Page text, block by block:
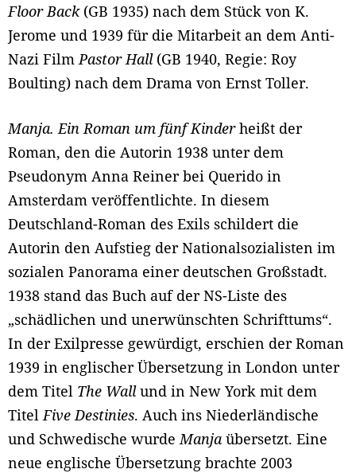
Floor Back(GB 1935) nach dem Stück von K.
Jerome und 1939 für die Mitarbeit an dem Anti-
Nazi Film Pastor Hall(GB 1940, Regie: Roy
Boulting) nach dem Drama von Ernst Toller.
Manja. Ein Roman um fünf Kinderheißt der
Roman, den die Autorin 1938 unter dem
Pseudonym Anna Reiner bei Querido in
Amsterdam veröffentlichte. In diesem
Deutschland-Roman des Exils schildert die
Autorin den Aufstieg der Nationalsozialisten im
sozialen Panorama einer deutschen Großstadt.
1938 stand das Buch auf der NS-Liste des
„schädlichen und unerwünschten Schrifttums“.
In der Exilpresse gewürdigt, erschien der Roman
1939 in englischer Übersetzung in London unter
dem Titel The Wallund in New York mit dem
Titel Five Destinies. Auch ins Niederländische
und Schwedische wurde Manjaübersetzt. Eine
neue englische Übersetzung brachte 2003